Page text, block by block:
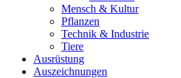
Mensch & Kultur
Pflanzen
Technik & Industrie
Tiere
Ausrüstung
Auszeichnungen